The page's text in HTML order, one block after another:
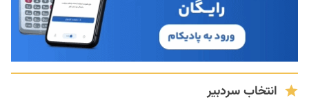
انتخاب سردبیر